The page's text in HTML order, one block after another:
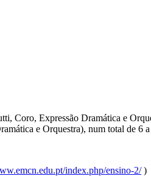
Coro, Expressão Dramática e
e Orquestra), num total de 6
index.php/ensino-2/)